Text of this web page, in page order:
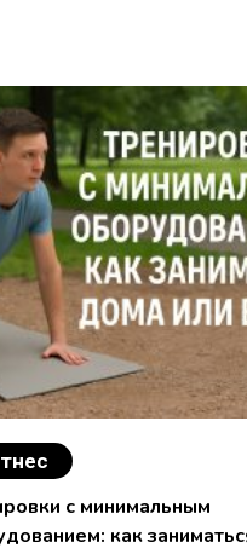
с минимальным
как